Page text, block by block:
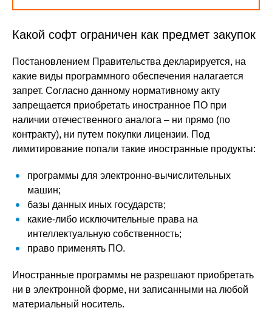
Какой софт ограничен как предмет закупок
Постановлением Правительства декларируется, на
какие виды программного обеспечения налагается
запрет. Согласно данному нормативному акту
запрещается приобретать иностранное ПО при
наличии отечественного аналога – ни прямо (по
контракту), ни путем покупки лицензии. Под
лимитирование попали такие иностранные продукты:
программы для электронно-вычислительных
машин;
базы данных иных государств;
какие-либо исключительные права на
интеллектуальную собственность;
право применять ПО.
Иностранные программы не разрешают приобретать
ни в электронной форме, ни записанными на любой
материальный носитель.